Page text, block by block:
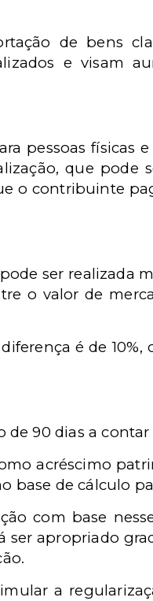
de bens
e visam
pessoas físicas
que pode
o contribuinte
ser realizada
o valor de
é de 10%,
90 dias a
acréscimo
base de cálculo
com base
apropriado
a